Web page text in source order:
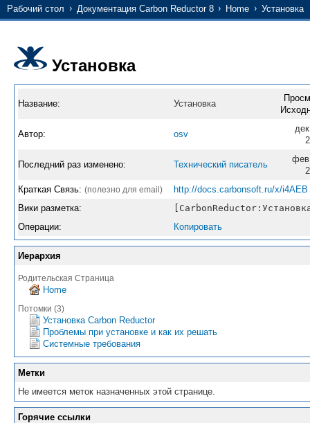
Рабочий стол Документация Carbon Reductor 8 Home Установка
Установка
Название: Установка
Автор: osv
Последний раз изменено: Технический писатель
Краткая Связь: (полезно для email)
http://docs.carbonsoft.ru/x/i4AEB
Вики разметка:
Операции:
Копировать
Иерархия
Родительская Страница
Home
Потомки (3)
Установка Carbon Reductor
Проблемы при установке и как их решать
Системные требования
Метки
Не имеется меток назначенных этой странице.
Горячие ссылки